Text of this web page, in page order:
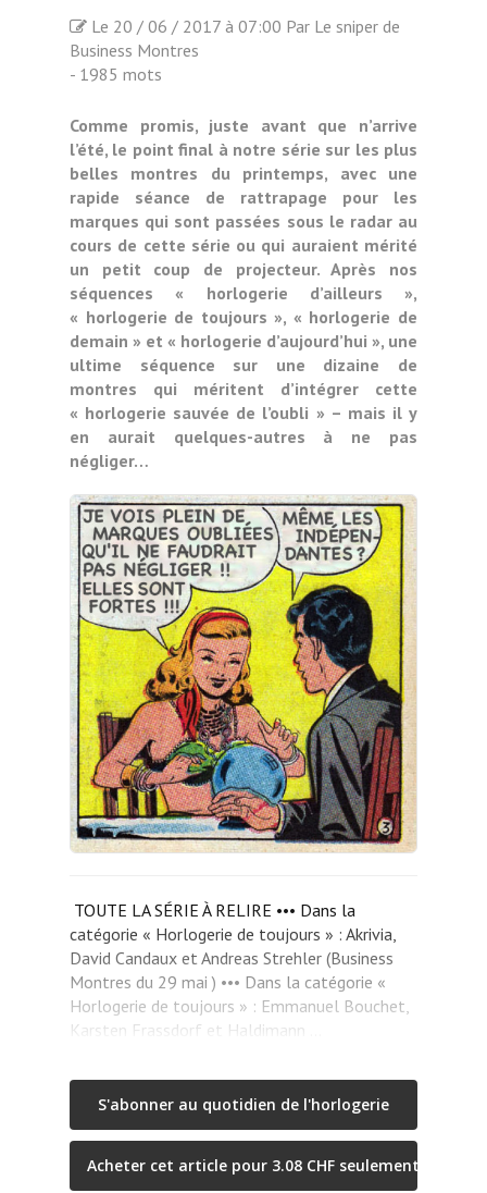
Le 20 / 06 / 2017 à 07:00 Par Le sniper de
Business Montres
- 1985 mots
Comme promis, juste avant que n’arrive
l’été, le point final à notre série sur les plus
belles montres du printemps, avec une
rapide séance de rattrapage pour les
marques qui sont passées sous le radar au
cours de cette série ou qui auraient mérité
un petit coup de projecteur. Après nos
séquences « horlogerie d’ailleurs »,
« horlogerie de toujours », « horlogerie de
demain » et « horlogerie d’aujourd’hui », une
ultime séquence sur une dizaine de
montres qui méritent d’intégrer cette
« horlogerie sauvée de l’oubli » – mais il y
en aurait quelques-autres à ne pas
négliger…
TOUTE LA SÉRIE À RELIRE ••• Dans la
catégorie « Horlogerie de toujours » : Akrivia,
David Candaux et Andreas Strehler (Business
Montres du 29 mai ) ••• Dans la catégorie «
Horlogerie de toujours » : Emmanuel Bouchet,
Karsten Frassdorf et Haldimann …
S'abonner au quotidien de l'horlogerie
Acheter cet article pour 3.08 CHF seulement